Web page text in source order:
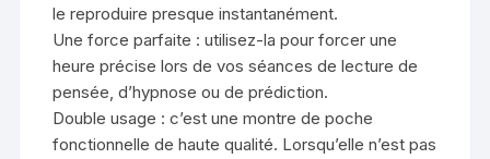
le reproduire presque instantanément.
Une force parfaite : utilisez-la pour forcer une
heure précise lors de vos séances de lecture de
pensée, d’hypnose ou de prédiction.
Double usage : c’est une montre de poche
fonctionnelle de haute qualité. Lorsqu’elle n’est pas